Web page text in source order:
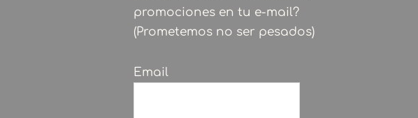
promociones en tu e-mail?
(Prometemos no ser pesados)
Email